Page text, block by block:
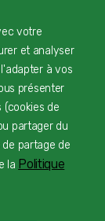
votre
et analyser
à vos
présenter
de
partager du
partage de
la Politique